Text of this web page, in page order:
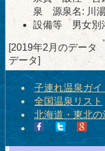
泉 源泉名: 川
設備等 男女別
[2019年2月のデータ
データ]
子連れ温泉ガ
全国温泉リスト
北海道・東北の